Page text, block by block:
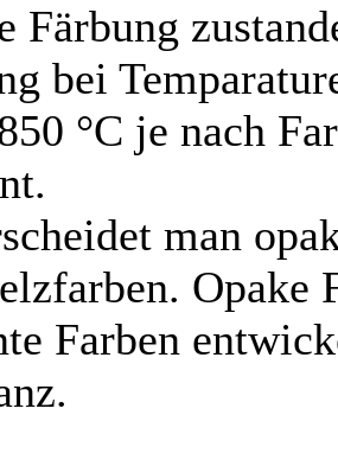
Färbung
bei
°C je nach
man
Farben